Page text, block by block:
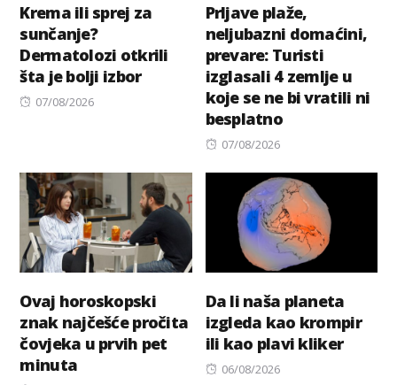
Krema ili sprej za
sunčanje?
Dermatolozi otkrili
šta je bolji izbor
Posted
07/08/2026
Prljave plaže,
neljubazni domaćini,
prevare: Turisti
izglasali 4 zemlje u
koje se ne bi vratili ni
besplatno
Posted
07/08/2026
Ovaj horoskopski
znak najčešće pročita
čovjeka u prvih pet
minuta
Da li naša planeta
izgleda kao krompir
ili kao plavi kliker
Posted
06/08/2026